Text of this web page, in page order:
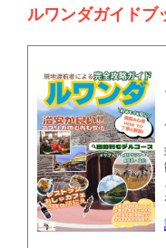
ルワンダガイドブ